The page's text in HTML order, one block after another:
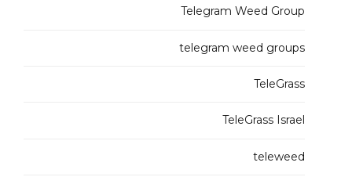
Telegram Weed Group
telegram weed groups
TeleGrass
TeleGrass Israel
teleweed